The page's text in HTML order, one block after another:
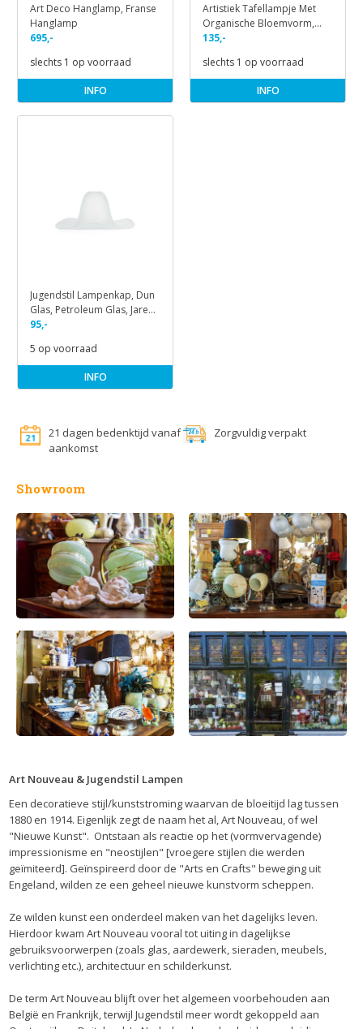
Art Deco Hanglamp, Franse
Hanglamp
695,-
slechts 1 op voorraad
INFO
Artistiek Tafellampje Met
Organische Bloemvorm,
Jaren 30
135,-
slechts 1 op voorraad
INFO
Jugendstil Lampenkap, Dun
Glas, Petroleum Glas, Jaren
20
95,-
5 op voorraad
INFO
21 dagen bedenktijd vanaf
aankomst
Zorgvuldig verpakt
Showroom
Art Nouveau & Jugendstil Lampen
Een decoratieve stijl/kunststroming waarvan de bloeitijd lag tussen
1880 en 1914. Eigenlijk zegt de naam het al, Art Nouveau, of wel
"Nieuwe Kunst". Ontstaan als reactie op het (vormvervagende)
impressionisme en "neostijlen" [vroegere stijlen die werden
geïmiteerd]. Geïnspireerd door de "Arts en Crafts" beweging uit
Engeland, wilden ze een geheel nieuwe kunstvorm scheppen.
Ze wilden kunst een onderdeel maken van het dagelijks leven.
Hierdoor kwam Art Nouveau vooral tot uiting in dagelijkse
gebruiksvoorwerpen (zoals glas, aardewerk, sieraden, meubels,
verlichting etc.), architectuur en schilderkunst.
De term Art Nouveau blijft over het algemeen voorbehouden aan
België en Frankrijk, terwijl Jugendstil meer wordt gekoppeld aan